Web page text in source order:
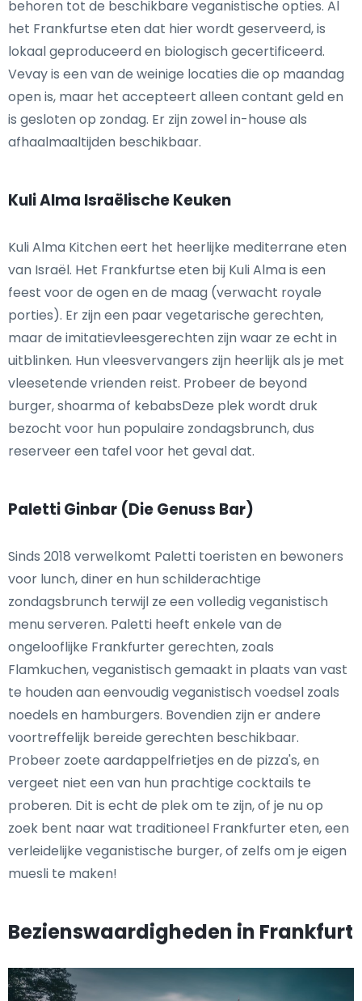
behoren tot de beschikbare veganistische opties. Al
het Frankfurtse eten dat hier wordt geserveerd, is
lokaal geproduceerd en biologisch gecertificeerd.
Vevay is een van de weinige locaties die op maandag
open is, maar het accepteert alleen contant geld en
is gesloten op zondag. Er zijn zowel in-house als
afhaalmaaltijden beschikbaar.
Kuli Alma Israëlische Keuken
Kuli Alma Kitchen eert het heerlijke mediterrane eten
van Israël. Het Frankfurtse eten bij Kuli Alma is een
feest voor de ogen en de maag (verwacht royale
porties). Er zijn een paar vegetarische gerechten,
maar de imitatievleesgerechten zijn waar ze echt in
uitblinken. Hun vleesvervangers zijn heerlijk als je met
vleesetende vrienden reist. Probeer de beyond
burger, shoarma of kebabsDeze plek wordt druk
bezocht voor hun populaire zondagsbrunch, dus
reserveer een tafel voor het geval dat.
Paletti Ginbar (Die Genuss Bar)
Sinds 2018 verwelkomt Paletti toeristen en bewoners
voor lunch, diner en hun schilderachtige
zondagsbrunch terwijl ze een volledig veganistisch
menu serveren. Paletti heeft enkele van de
ongelooflijke Frankfurter gerechten, zoals
Flamkuchen, veganistisch gemaakt in plaats van vast
te houden aan eenvoudig veganistisch voedsel zoals
noedels en hamburgers. Bovendien zijn er andere
voortreffelijk bereide gerechten beschikbaar.
Probeer zoete aardappelfrietjes en de pizza's, en
vergeet niet een van hun prachtige cocktails te
proberen. Dit is echt de plek om te zijn, of je nu op
zoek bent naar wat traditioneel Frankfurter eten, een
verleidelijke veganistische burger, of zelfs om je eigen
muesli te maken!
Bezienswaardigheden in Frankfurt